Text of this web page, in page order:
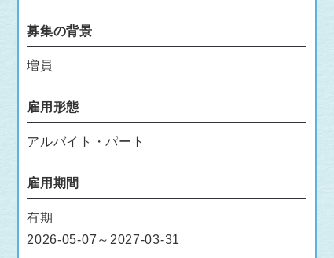
募集の背景
増員
雇用形態
アルバイト・パート
雇用期間
有期
2026-05-07～2027-03-31